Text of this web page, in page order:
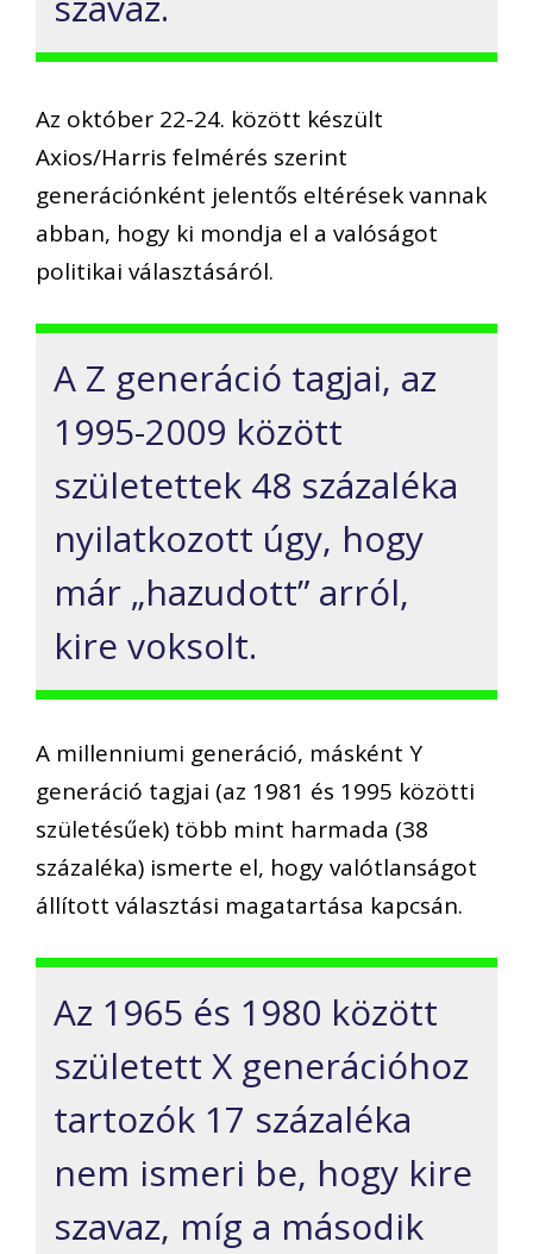
Az október 22-24. között készült
Axios/Harris felmérés szerint
generációnként jelentős eltérések vannak
abban, hogy ki mondja el a valóságot
politikai választásáról.
A Z generáció tagjai, az
1995-2009 között
születettek 48 százaléka
nyilatkozott úgy, hogy
már „hazudott” arról,
kire voksolt.
A millenniumi generáció, másként Y
generáció tagjai (az 1981 és 1995 közötti
születésűek) több mint harmada (38
százaléka) ismerte el, hogy valótlanságot
állított választási magatartása kapcsán.
Az 1965 és 1980 között
született X generációhoz
tartozók 17 százaléka
nem ismeri be, hogy kire
szavaz, míg a második